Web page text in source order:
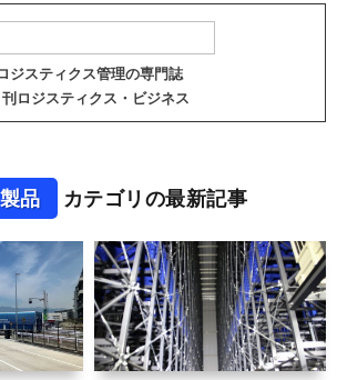
ジスティクス管理の専門誌
刊ロジスティクス・ビジネス
品 カテゴリの最新記事